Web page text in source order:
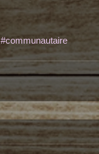
#communautaire